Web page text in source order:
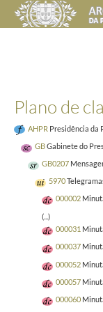
Plano de
AHPR Presidência da
GBGabinete do
GB0207
5970
000002
(...)
000031
000037
000052
000057
000060